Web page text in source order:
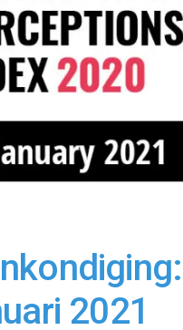
2021